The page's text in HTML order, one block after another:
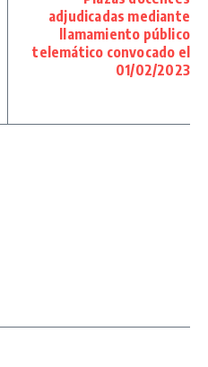
adjudicadas mediante
llamamiento público
telemático convocado el
01/02/2023